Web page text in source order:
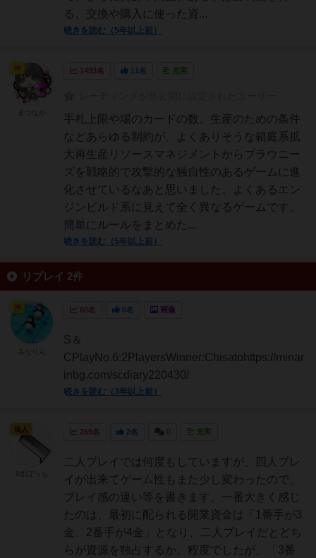
る。交換や購入に使った資...
続きを読む（5年以上前）
1493名 11名 充実
手札上限や場のカードの数、生産のための条件
などあらゆる制約が、よくありそうな箱庭系拡
大再生産リソースマネジメントからブラウニー
ズを戦略的で攻撃的な独自性のあるゲームに進
化させているなあと思いました。よくあるエン
ジンビルド系に見えて全く異なるゲームです。
簡単にルールをまとめた...
続きを読む（5年以上前）
リプレイ 2件
60名 0名 画像
S＆
CPlayNo.6:2PlayersWinner:Chisatohttps://minar
inbg.com/scdiary220430/
続きを読む（3年以上前）
259名 2名 充実
二人プレイでは何度もしていますが、四人プレ
イが出来てゲーム性もまた少し変わったので、
プレイ感の違い等を書きます。一番大きく感じ
たのは、最初に配られる開業資金は「1番手が3
金、2番手が4金」となり、二人プレイだとどち
らが資源を独占するか、程度でしたが、「3番
仙人